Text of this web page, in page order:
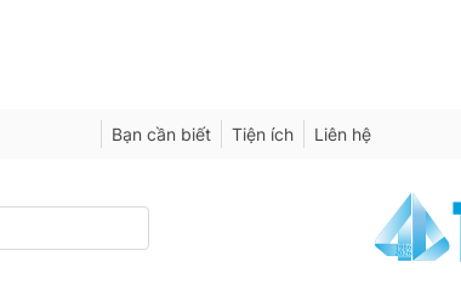
Bạn cần biết Tiện ích Liên hệ